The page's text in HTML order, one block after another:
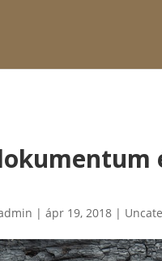
| ápr 19, 2018|